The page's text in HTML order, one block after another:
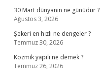
30 Mart dünyanın ne günüdür ?
Ağustos 3, 2026
Şekeri en hızlı ne dengeler ?
Temmuz 30, 2026
Kozmik yapılı ne demek ?
Temmuz 26, 2026